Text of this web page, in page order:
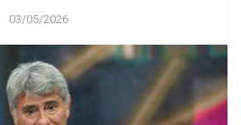
03/05/2026